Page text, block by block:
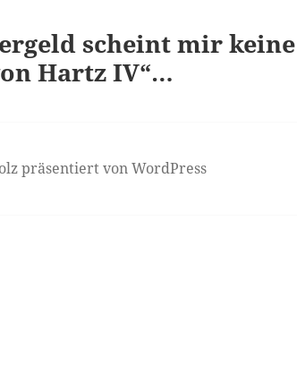
scheint mir keine
Hartz IV“…
präsentiert von WordPress